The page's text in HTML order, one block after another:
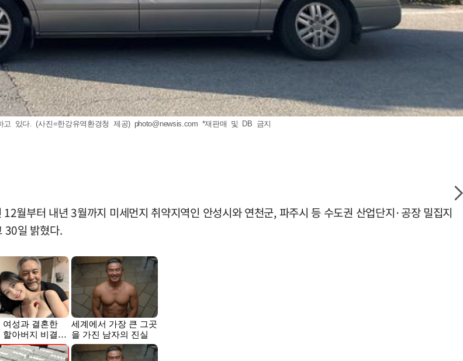
있다. (사진=한강유역환경청 제공) photo@newsis.com *재판매 및 DB 금지
월부터 내년 3월까지 미세먼지 취약지역인 안성시와 연천군, 파주시 등 수도권 산업단지·공장 밀집지
30일 밝혔다.